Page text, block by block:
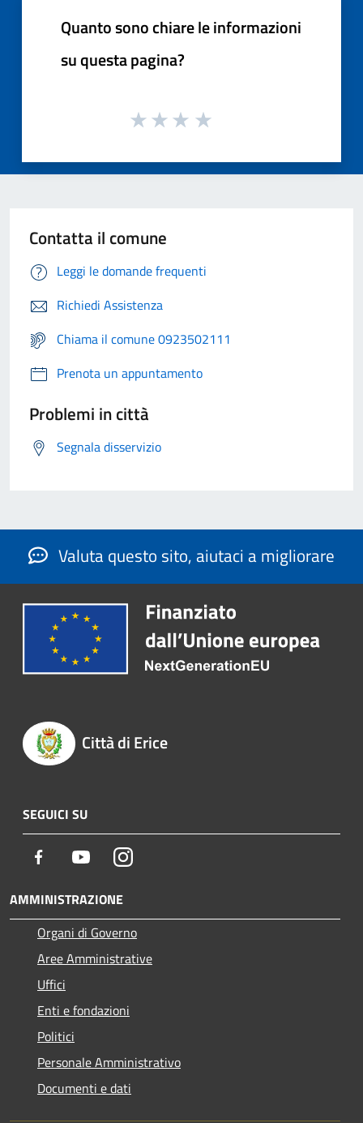
Quanto sono chiare le informazioni
su questa pagina?
Contatta il comune
Leggi le domande frequenti
Richiedi Assistenza
Chiama il comune 0923502111
Prenota un appuntamento
Problemi in città
Segnala disservizio
Valuta questo sito, aiutaci a migliorare
Città di Erice
SEGUICI SU
Facebook YoutubeInstagram
AMMINISTRAZIONE
Organi di Governo
Aree Amministrative
Uffici
Enti e fondazioni
Politici
Personale Amministrativo
Documenti e dati